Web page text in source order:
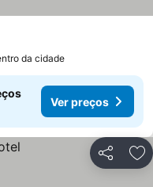
da cidade
Ver preços
Partilhar